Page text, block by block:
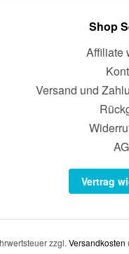
Shop
Affiliate
Versand und
Vertrag
zzgl. Versandkosten